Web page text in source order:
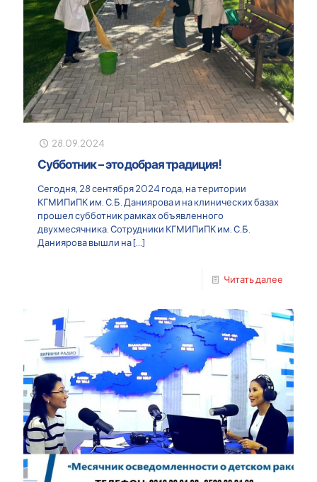
28.09.2024
Субботник – это добрая традиция!
Сегодня, 28 сентября 2024 года, на територии
КГМИПиПК им. С.Б. Даниярова и на клинических базах
прошел субботник рамках объявленного
двухмесячника. Сотрудники КГМИПиПК им. С.Б.
Даниярова вышли на[…]
Читать далее